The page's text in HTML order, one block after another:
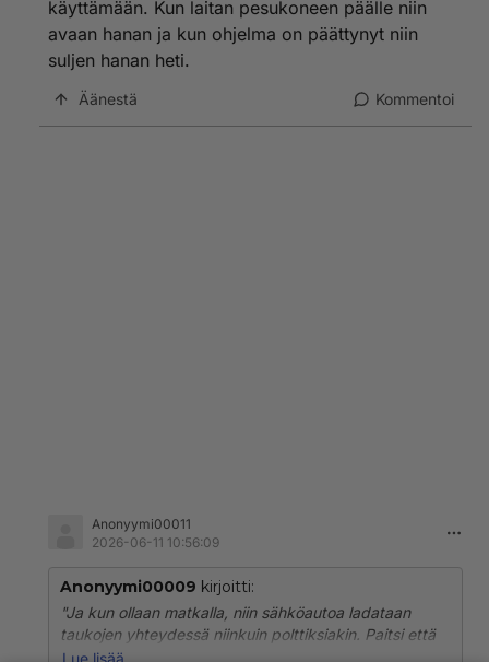
käyttämään. Kun laitan pesukoneen päälle niin
avaan hanan ja kun ohjelma on päättynyt niin
suljen hanan heti.
Äänestä Kommentoi
Anonyymi00011
2026-06-11 10:56:09
Anonyymi00009 kirjoitti:
"Ja kun ollaan matkalla, niin sähköautoa ladataan
taukojen yhteydessä niinkuin polttiksiakin. Paitsi että
pienemmällä vaivalla. Normaali tauko riittää mainiosti
Lue lisää